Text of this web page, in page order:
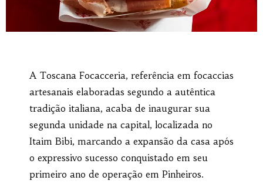
A Toscana Focacceria, referência em focaccias
artesanais elaboradas segundo a autêntica
tradição italiana, acaba de inaugurar sua
segunda unidade na capital, localizada no
Itaim Bibi, marcando a expansão da casa após
o expressivo sucesso conquistado em seu
primeiro ano de operação em Pinheiros.